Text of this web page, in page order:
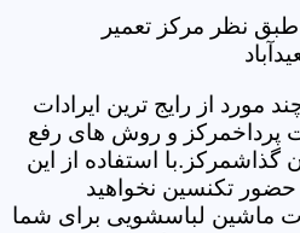
نظر مرکز تعمیر
مورد از رایج ترین ایرادات
پرداخمرکز و روش های رفع
استفاده از این
حضور تکنسین نخواهید
ماشین لباسشویی برای شما